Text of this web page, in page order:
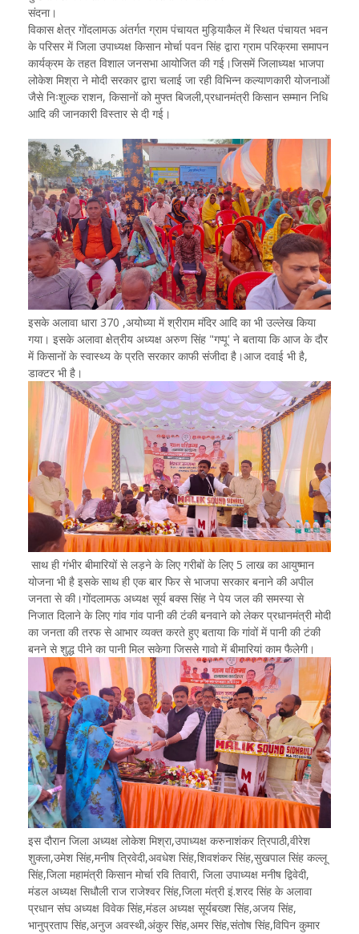
संदना।
विकास क्षेत्र गोंदलामऊ अंतर्गत ग्राम पंचायत मुड़ियाकैल में स्थित पंचायत भवन
के परिसर में जिला उपाध्यक्ष किसान मोर्चा पवन सिंह द्वारा ग्राम परिक्रमा समापन
कार्यक्रम के तहत विशाल जनसभा आयोजित की गई।जिसमें जिलाध्यक्ष भाजपा
लोकेश मिश्रा ने मोदी सरकार द्वारा चलाई जा रही विभिन्न कल्याणकारी योजनाओं
जैसे निःशुल्क राशन, किसानों को मुफ्त बिजली,प्रधानमंत्री किसान सम्मान निधि
आदि की जानकारी विस्तार से दी गई।
इसके अलावा धारा 370 ,अयोध्या में श्रीराम मंदिर आदि का भी उल्लेख किया
गया। इसके अलावा क्षेत्रीय अध्यक्ष अरुण सिंह "गप्पू' ने बताया कि आज के दौर
में किसानों के स्वास्थ्य के प्रति सरकार काफी संजीदा है।आज दवाई भी है,
डाक्टर भी है।
साथ ही गंभीर बीमारियों से लड़ने के लिए गरीबों के लिए 5 लाख का आयुष्मान
योजना भी है इसके साथ ही एक बार फिर से भाजपा सरकार बनाने की अपील
जनता से की।गोंदलामऊ अध्यक्ष सूर्य बक्स सिंह ने पेय जल की समस्या से
निजात दिलाने के लिए गांव गांव पानी की टंकी बनवाने को लेकर प्रधानमंत्री मोदी
का जनता की तरफ से आभार व्यक्त करते हुए बताया कि गांवों में पानी की टंकी
बनने से शुद्ध पीने का पानी मिल सकेगा जिससे गावो में बीमारियां काम फैलेगी।
इस दौरान जिला अध्यक्ष लोकेश मिश्रा,उपाध्यक्ष करुनाशंकर त्रिपाठी,वीरेश
शुक्ला,उमेश सिंह,मनीष त्रिवेदी,अवधेश सिंह,शिवशंकर सिंह,सुखपाल सिंह कल्लू
सिंह,जिला महामंत्री किसान मोर्चा रवि तिवारी, जिला उपाध्यक्ष मनीष द्विवेदी,
मंडल अध्यक्ष सिधौली राज राजेश्वर सिंह,जिला मंत्री इं.शरद सिंह के अलावा
प्रधान संघ अध्यक्ष विवेक सिंह,मंडल अध्यक्ष सूर्यबख्श सिंह,अजय सिंह,
भानुप्रताप सिंह,अनुज अवस्थी,अंकुर सिंह,अमर सिंह,संतोष सिंह,विपिन कुमार